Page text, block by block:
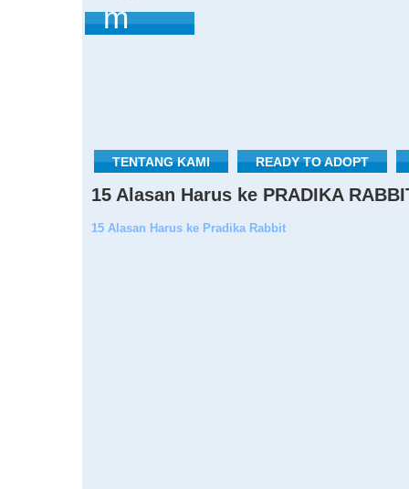
TENTANG KAMI READY TO ADOPT
15 Alasan Harus ke PRADIKA
15 Alasan Harus ke Pradika Rabbit